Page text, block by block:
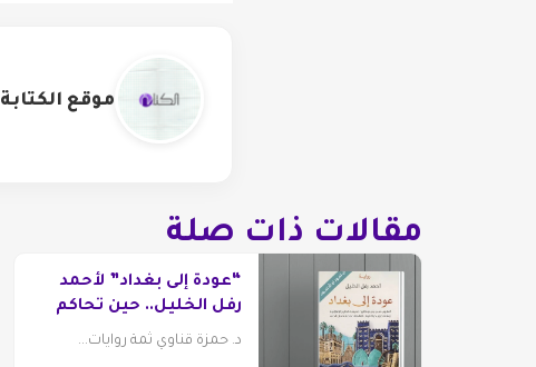
موقع الكتابة
مقالات ذات صلة
“عودة إلى بغداد” لأحمد
رفل الخليل.. حين تحاكم
الرواية التاريخ
د. حمزة قناوي ثمة روايات...